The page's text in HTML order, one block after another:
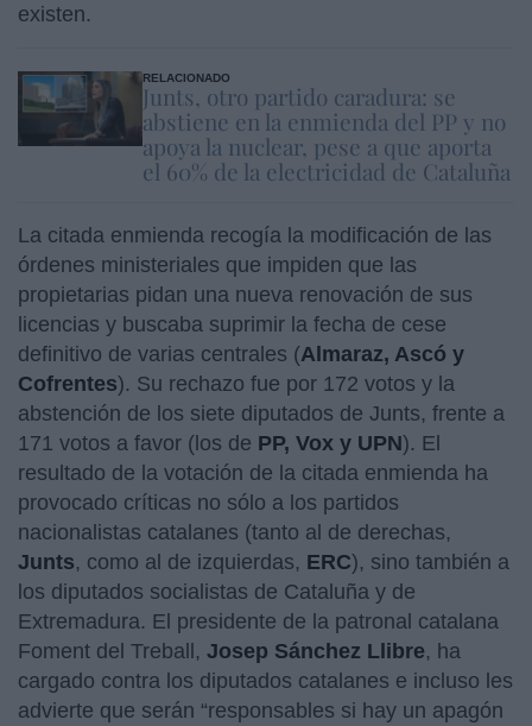
existen.
RELACIONADO
Junts, otro partido caradura: se
abstiene en la enmienda del PP y no
apoya la nuclear, pese a que aporta
el 60% de la electricidad de Cataluña
La citada enmienda recogía la modificación de las
órdenes ministeriales que impiden que las
propietarias pidan una nueva renovación de sus
licencias y buscaba suprimir la fecha de cese
definitivo de varias centrales (Almaraz, Ascó y
Cofrentes). Su rechazo fue por 172 votos y la
abstención de los siete diputados de Junts, frente a
171 votos a favor (los de PP, Vox y UPN). El
resultado de la votación de la citada enmienda ha
provocado críticas no sólo a los partidos
nacionalistas catalanes (tanto al de derechas,
Junts, como al de izquierdas, ERC), sino también a
los diputados socialistas de Cataluña y de
Extremadura. El presidente de la patronal catalana
Foment del Treball, Josep Sánchez Llibre, ha
cargado contra los diputados catalanes e incluso les
advierte que serán “responsables si hay un apagón